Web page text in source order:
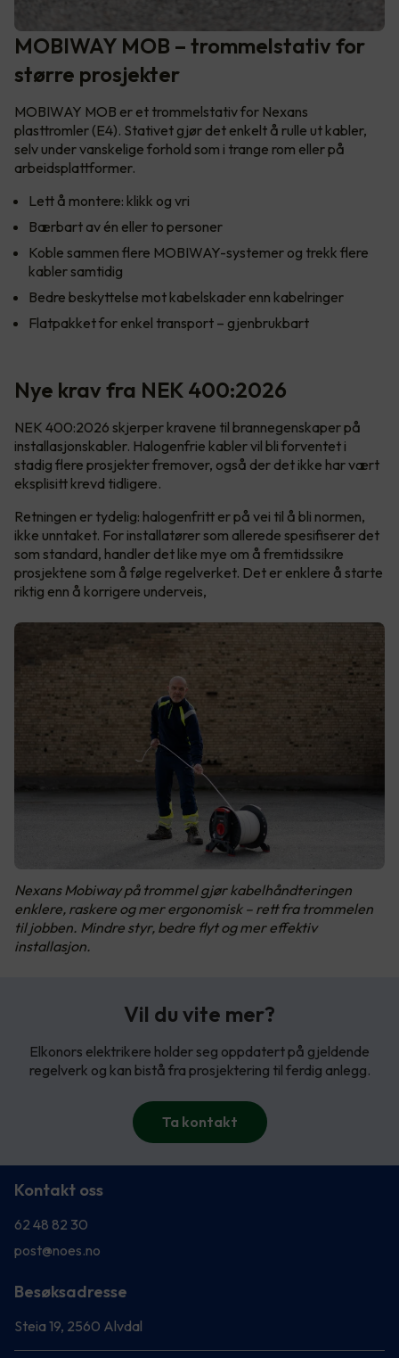
MOBIWAY MOB – trommelstativ for
større prosjekter
MOBIWAY MOB er et trommelstativ for Nexans
plasttromler (E4). Stativet gjør det enkelt å rulle ut kabler,
selv under vanskelige forhold som i trange rom eller på
arbeidsplattformer.
Lett å montere: klikk og vri
Bærbart av én eller to personer
Koble sammen flere MOBIWAY-systemer og trekk flere
kabler samtidig
Bedre beskyttelse mot kabelskader enn kabelringer
Flatpakket for enkel transport – gjenbrukbart
Nye krav fra NEK 400:2026
NEK 400:2026 skjerper kravene til brannegenskaper på
installasjonskabler. Halogenfrie kabler vil bli forventet i
stadig flere prosjekter fremover, også der det ikke har vært
eksplisitt krevd tidligere.
Retningen er tydelig: halogenfritt er på vei til å bli normen,
ikke unntaket. For installatører som allerede spesifiserer det
som standard, handler det like mye om å fremtidssikre
prosjektene som å følge regelverket. Det er enklere å starte
riktig enn å korrigere underveis,
Nexans Mobiway på trommel gjør kabelhåndteringen
enklere, raskere og mer ergonomisk – rett fra trommelen
til jobben. Mindre styr, bedre flyt og mer effektiv
installasjon.
Vil du vite mer?
Elkonors elektrikere holder seg oppdatert på gjeldende
regelverk og kan bistå fra prosjektering til ferdig anlegg.
Ta kontakt
Kontakt oss
62 48 82 30
post@noes.no
Besøksadresse
Steia 19, 2560 Alvdal